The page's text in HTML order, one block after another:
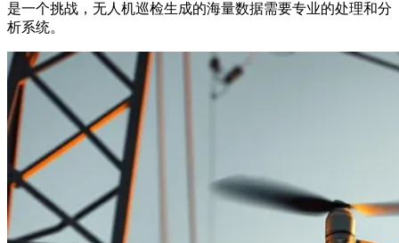
是一个挑战，无人机巡检生成的海量数据需要专业的处理和分
析系统。